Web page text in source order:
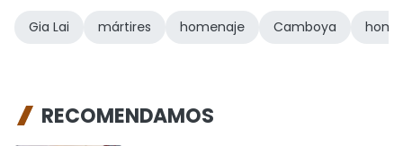
Gia Lai mártires homenaje Camboya
RECOMENDAMOS